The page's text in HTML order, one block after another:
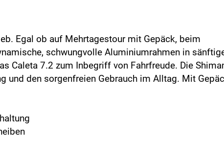
Egal ob auf Mehrtagestour mit Gepäck, beim
schwungvolle Aluminiumrahmen in
Caleta 7.2 zum Inbegriff von Fahrfreude. Die
und den sorgenfreien Gebrauch im Alltag. Mit